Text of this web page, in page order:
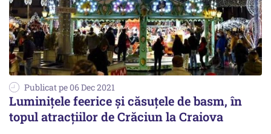
Publicat pe 06 Dec 2021
Luminițele feerice și căsuțele de basm, în
topul atracțiilor de Crăciun la Craiova